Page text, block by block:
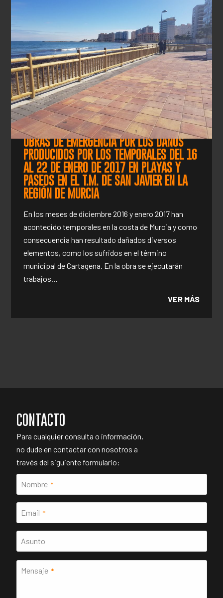
OBRAS DE EMERGENCIA POR LOS DAÑOS
PRODUCIDOS POR LOS TEMPORALES DEL 16
AL 22 DE ENERO DE 2017 EN PLAYAS Y
PASEOS EN EL T.M. DE SAN JAVIER EN LA
REGIÓN DE MURCIA
En los meses de diciembre 2016 y enero 2017 han
acontecido temporales en la costa de Murcia y como
consecuencia han resultado dañados diversos
elementos, como los sufridos en el término
municipal de Cartagena. En la obra se ejecutarán
trabajos…
VER MÁS
CONTACTO
Para cualquier consulta o información,
no dude en contactar con nosotros a
través del siguiente formulario:
Nombre *
Email *
Asunto
Mensaje *